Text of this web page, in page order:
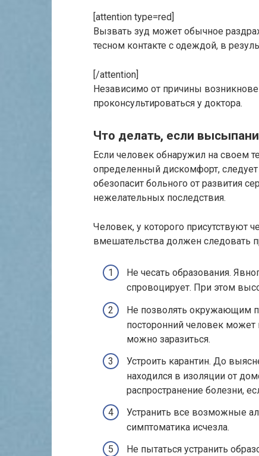
[attention type=red]
Вызвать зуд может обычное
тесном контакте с одеждой, в
[/attention]
Независимо от причины
проконсультироваться у доктора.
Что делать, если
Если человек обнаружил на своем
определенный дискомфорт,
обезопасит больного от развития
нежелательных последствия.
Человек, у которого присутствуют
вмешательства должен следовать
Не чесать образования.
спровоцирует. При этом
Не позволять окружающим
посторонний человек
можно заразиться.
Устроить карантин. До
находился в изоляции от
распространение болезни,
Устранить все возможные
симптоматика исчезла.
Не пытаться устранить